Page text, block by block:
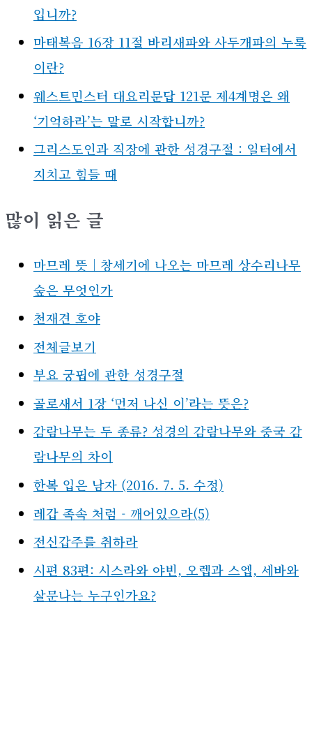
입니까?
마태복음 16장 11절 바리새파와 사두개파의 누룩
이란?
웨스트민스터 대요리문답 121문 제4계명은 왜
‘기억하라’는 말로 시작합니까?
그리스도인과 직장에 관한 성경구절 : 일터에서
지치고 힘들 때
많이 읽은 글
마므레 뜻｜창세기에 나오는 마므레 상수리나무
숲은 무엇인가
천재견 호야
전체글보기
부요 궁핍에 관한 성경구절
골로새서 1장 ‘먼저 나신 이’라는 뜻은?
감람나무는 두 종류? 성경의 감람나무와 중국 감
람나무의 차이
한복 입은 남자 (2016. 7. 5. 수정)
레갑 족속 처럼 - 깨어있으라(5)
전신갑주를 취하라
시편 83편: 시스라와 야빈, 오렙과 스엡, 세바와
살문나는 누구인가요?